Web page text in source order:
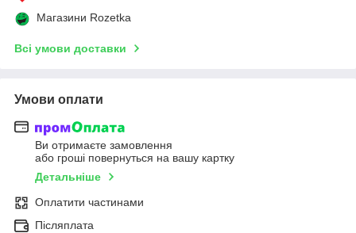
Магазини Rozetka
Всі умови доставки
Умови оплати
Ви отримаєте замовлення
або гроші повернуться на вашу картку
Детальніше
Оплатити частинами
Післяплата